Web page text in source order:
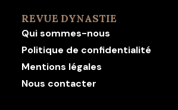
REVUE DYNASTIE
Qui sommes-nous
Politique de confidentialité
Mentions légales
Nous contacter